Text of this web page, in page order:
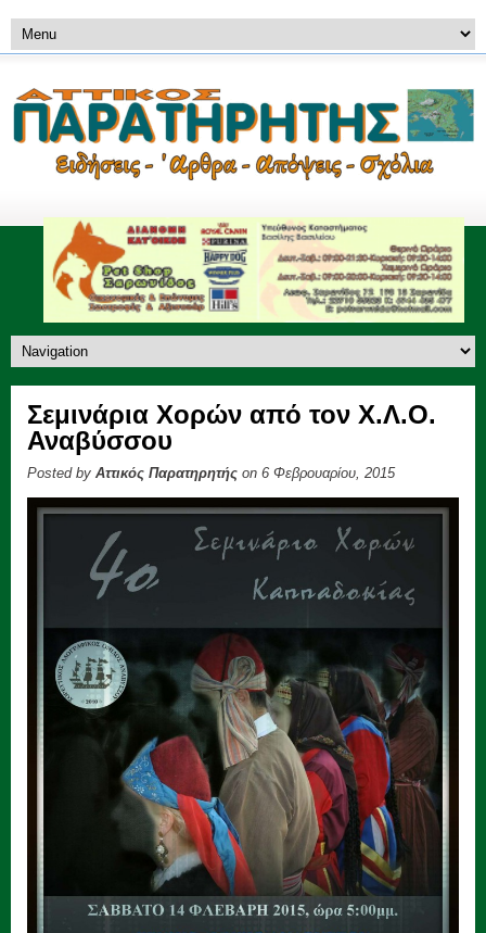
Σεμινάρια Χορών από τον Χ.Λ.Ο.
Αναβύσσου
Posted by Αττικός Παρατηρητής on 6 Φεβρουαρίου, 2015